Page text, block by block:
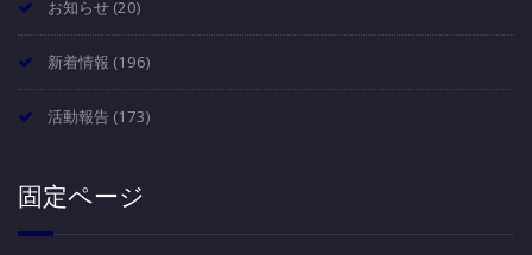
お知らせ (20)
新着情報 (196)
活動報告 (173)
固定ページ